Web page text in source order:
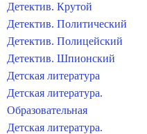
Детектив. Крутой
Детектив. Политический
Детектив. Полицейский
Детектив. Шпионский
Детская литература
Детская литература.
Образовательная
Детская литература.